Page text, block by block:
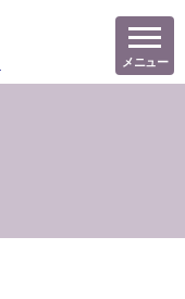
メニュー